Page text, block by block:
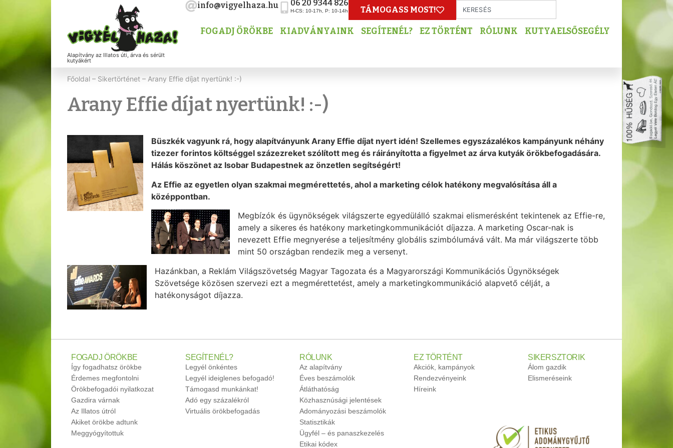
Alapítvány az Illatos úti, árva és sérült
kutyákért
info@vigyelhaza.hu 06 20 9344 826
H-CS: 10-17h, P: 10-14h TÁMOGASS MOST!
FOGADJ ÖRÖKBE KIADVÁNYAINK SEGÍTENÉL? EZ TÖRTÉNT RÓLUNK KUTYAELSŐSEGÉLY
Főoldal – Sikertörténet – Arany Effie díjat nyertünk! :-)
Arany Effie díjat nyertünk! :-)
Büszkék vagyunk rá, hogy alapítványunk Arany Effie díjat nyert idén! Szellemes egyszázalékos kampányunk néhány
tizezer forintos költséggel százezreket szólított meg és ráirányította a figyelmet az árva kutyák örökbefogadására.
Hálás köszönet az Isobar Budapestnek az önzetlen segítségért!
Az Effie az egyetlen olyan szakmai megmérettetés, ahol a marketing célok hatékony megvalósítása áll a
középpontban.
Megbízók és ügynökségek világszerte egyedülálló szakmai elismerésként tekintenek az Effie-re,
amely a sikeres és hatékony marketingkommunikációt díjazza. A marketing Oscar-nak is
nevezett Effie megnyerése a teljesítmény globális szimbólumává vált. Ma már világszerte több
mint 50 országban rendezik meg a versenyt.
Hazánkban, a Reklám Világszövetség Magyar Tagozata és a Magyarországi Kommunikációs Ügynökségek
Szövetsége közösen szervezi ezt a megmérettetést, amely a marketingkommunikáció alapvető célját, a
hatékonyságot díjazza.
FOGADJ ÖRÖKBE
Így fogadhatsz örökbe
Érdemes megfontolni
Örökbefogadói nyilatkozat
Gazdira várnak
Az Illatos útról
Akiket örökbe adtunk
Meggyógyítottuk
SEGÍTENÉL?
Legyél önkéntes
Legyél ideiglenes befogadó!
Támogasd munkánkat!
Adó egy százalékról
Virtuális örökbefogadás
RÓLUNK
Az alapítvány
Éves beszámolók
Átláthatóság
Közhasznúsági jelentések
Adományozási beszámolók
Statisztikák
Ügyfél – és panaszkezelés
Etikai kódex
EZ TÖRTÉNT
Akciók, kampányok
Rendezvényeink
Híreink
SIKERSZTORIK
Álom gazdik
Elismeréseink